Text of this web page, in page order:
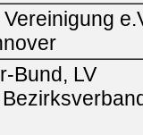
Bund, LV